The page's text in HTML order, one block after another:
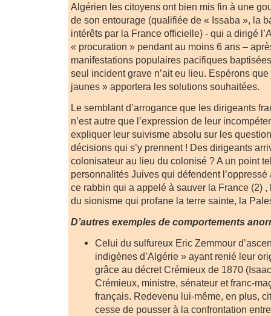
Algérien les citoyens ont bien mis fin à une
de son entourage (qualifiée de « Issaba », la
intérêts par la France officielle) - qui a dirigé
« procuration » pendant au moins 6 ans –
manifestations populaires pacifiques
seul incident grave n’ait eu lieu. Espérons
jaunes » apportera les solutions souhaitées.
Le semblant d’arrogance que les dirigeants
n’est autre que l’expression de leur
expliquer leur suivisme absolu sur les
décisions qui s’y prennent ! Des dirigeants
colonisateur au lieu du colonisé ? A un point
personnalités Juives qui défendent
ce rabbin qui a appelé à sauver la France (2) ,
du sionisme qui profane la terre sainte, la
D’autres exemples de comportements
Celui du sulfureux Eric Zemmour
indigènes d’Algérie » ayant renié leur
grâce au décret Crémieux de 1870
Crémieux, ministre, sénateur et franc-
français. Redevenu lui-même, en plus,
cesse de pousser à la confrontation